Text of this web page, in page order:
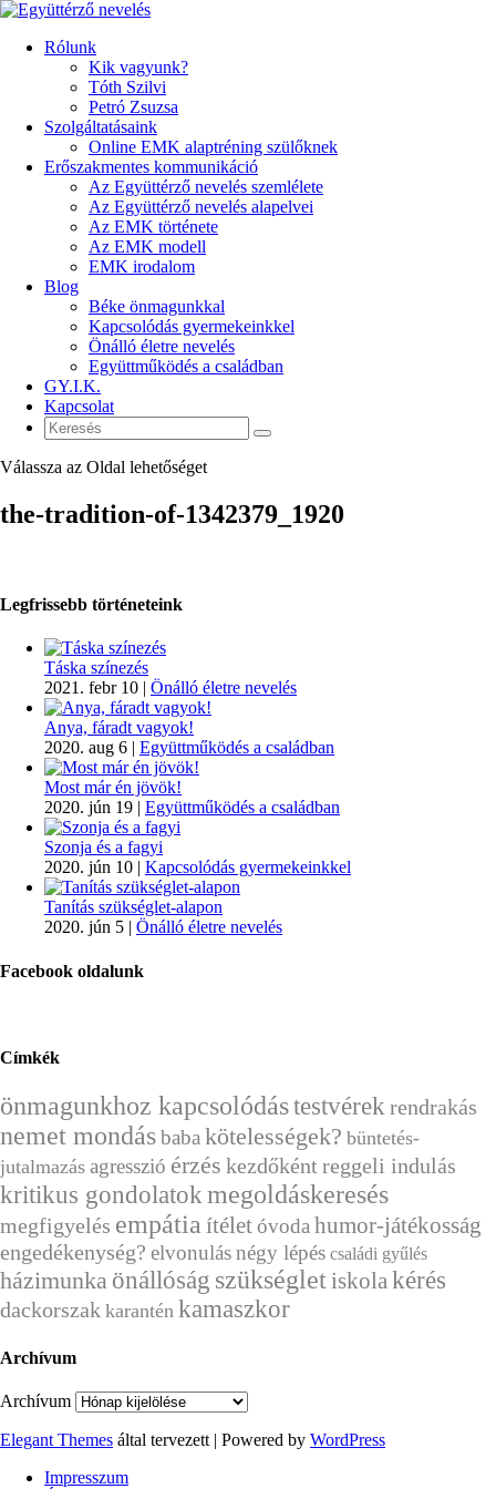
Rólunk
Kik vagyunk?
Tóth Szilvi
Petró Zsuzsa
Szolgáltatásaink
Online EMK alaptréning szülőknek
Erőszakmentes kommunikáció
Az Együttérző nevelés szemlélete
Az Együttérző nevelés alapelvei
Az EMK története
Az EMK modell
EMK irodalom
Blog
Béke önmagunkkal
Kapcsolódás gyermekeinkkel
Önálló életre nevelés
Együttműködés a családban
GY.I.K.
Kapcsolat
Válassza az Oldal lehetőséget
the-tradition-of-1342379_1920
Legfrissebb történeteink
Táska színezés
2021. febr 10 | Önálló életre nevelés
Anya, fáradt vagyok!
2020. aug 6 | Együttműködés a családban
Most már én jövök!
2020. jún 19 | Együttműködés a családban
Szonja és a fagyi
2020. jún 10 | Kapcsolódás gyermekeinkkel
Tanítás szükséglet-alapon
2020. jún 5 | Önálló életre nevelés
Facebook oldalunk
Címkék
önmagunkhoz kapcsolódástestvérekrendrakás
nemet mondásbabakötelességek? büntetés-
jutalmazás agresszió érzés kezdőkéntreggeli indulás
kritikus gondolatokmegoldáskeresés
megfigyelés empátia ítéletóvodahumor-játékosság
engedékenység? elvonulásnégy lépés családi gyűlés
házimunka önállóság szükségletiskolakérés
dackorszak karantén kamaszkor
Archívum
Archívum
Elegant Themes által tervezett | Powered by WordPress
Impresszum